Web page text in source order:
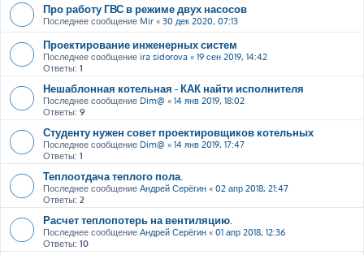
Про работу ГВС в режиме двух насосов
Последнее сообщение Mir « 30 дек 2020, 07:13
Проектирование инженерных систем
Последнее сообщение ira sidorova « 19 сен 2019, 14:42
Ответы: 1
Нешаблонная котельная - КАК найти исполнителя
Последнее сообщение Dim@ « 14 янв 2019, 18:02
Ответы: 9
Студенту нужен совет проектировщиков котельных
Последнее сообщение Dim@ « 14 янв 2019, 17:47
Ответы: 1
Теплоотдача теплого пола.
Последнее сообщение Андрей Серёгин « 02 апр 2018, 21:47
Ответы: 2
Расчет теплопотерь на вентиляцию.
Последнее сообщение Андрей Серёгин « 01 апр 2018, 12:36
Ответы: 10